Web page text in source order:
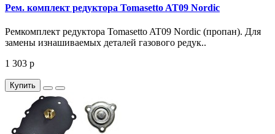
Рем. комплект редуктора Tomasetto AT09 Nordic
Ремкомплект редуктора Tomasetto AT09 Nordic (пропан). Для
замены изнашиваемых деталей газового редук..
1 303 р
Купить